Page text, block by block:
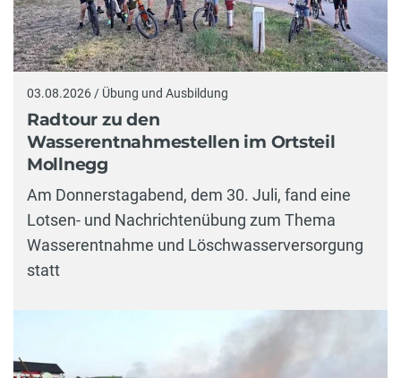
03.08.2026 / Übung und Ausbildung
Radtour zu den
Wasserentnahmestellen im Ortsteil
Mollnegg
Am Donnerstagabend, dem 30. Juli, fand eine
Lotsen- und Nachrichtenübung zum Thema
Wasserentnahme und Löschwasserversorgung
statt